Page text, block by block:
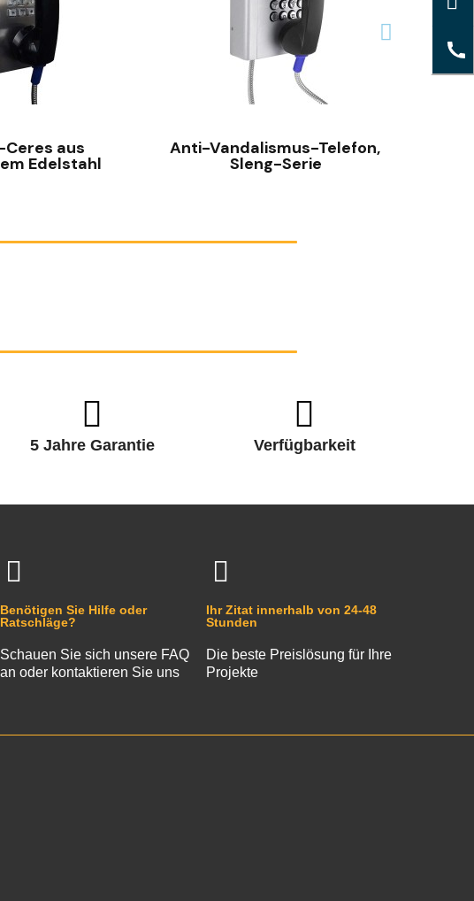
aus
Edelstahl
SCHNELLANSICHT
Anti-Vandalismus-Telefon,
Sleng-Serie
5 Jahre Garantie Verfügbarkeit
Benötigen Sie Hilfe oder
Ratschläge?
Schauen Sie sich unsere FAQ
an oder kontaktieren Sie uns
Ihr Zitat innerhalb von 24-48
Stunden
Die beste Preislösung für Ihre
Projekte